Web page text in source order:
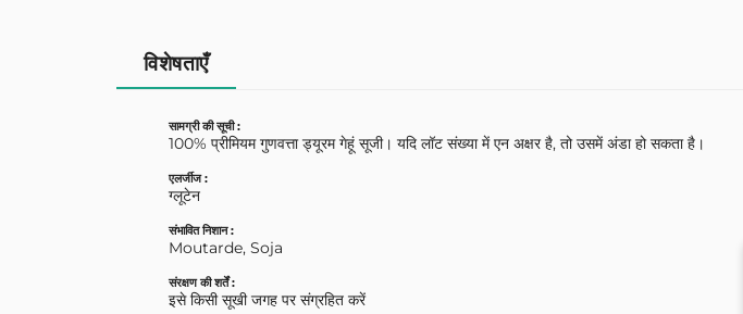
विशेषताएँ
सामग्री की सूची :
100% प्रीमियम गुणवत्ता ड्यूरम गेहूं सूजी। यदि लॉट संख्या में एन अक्षर है, तो उसमें अंडा हो सकता है।
एलर्जीज :
ग्लूटेन
संभावित निशान :
Moutarde, Soja
संरक्षण की शर्तें :
इसे किसी सूखी जगह पर संग्रहित करें